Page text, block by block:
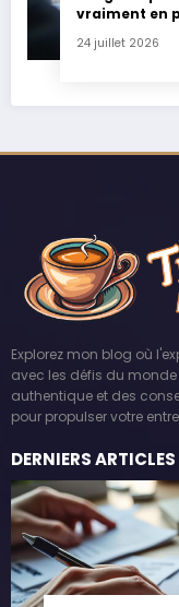
vraiment en
24 juillet 2026
Explorez mon blog où
avec les défis du
authentique et des
pour propulser votre
DERNIERS ARTICLES